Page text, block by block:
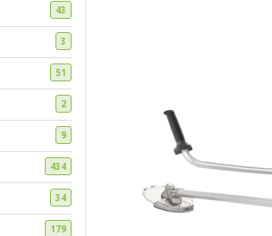
43
3
51
2
9
434
34
179